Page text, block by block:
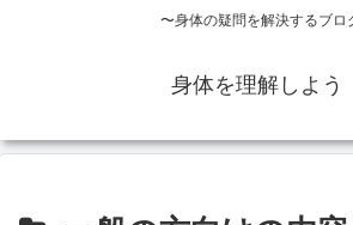
〜身体の疑問を解決するブロ
身体を理解しよう